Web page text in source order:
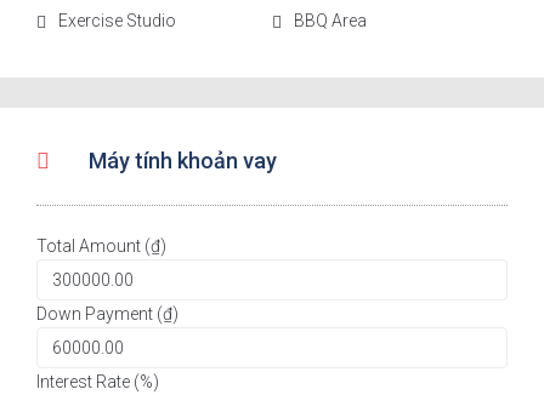
Exercise Studio BBQ Area
Máy tính khoản vay
Total Amount (₫)
Down Payment (₫)
Interest Rate (%)